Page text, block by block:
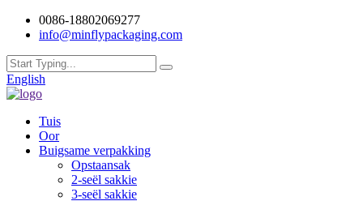
0086-18802069277
info@minflypackaging.com
English
Tuis
Oor
Buigsame verpakking
Opstaansak
2-seël sakkie
3-seël sakkie